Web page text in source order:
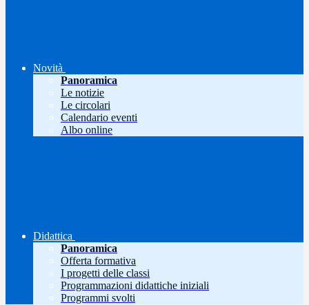
Novità
Panoramica
Le notizie
Le circolari
Calendario eventi
Albo online
Didattica
Panoramica
Offerta formativa
I progetti delle classi
Programmazioni didattiche iniziali
Programmi svolti